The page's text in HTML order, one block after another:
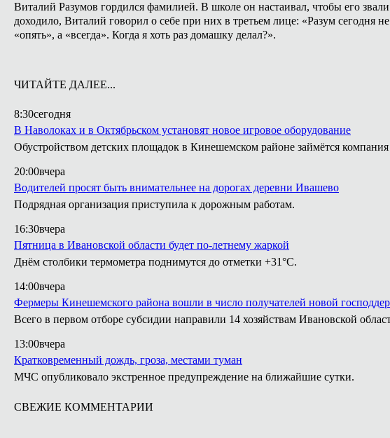
Виталий Разумов гордился фамилией. В школе он настаивал, чтобы его
доходило, Виталий говорил о себе при них в третьем лице: «Разум
«опять», а «всегда». Когда я хоть раз домашку делал?».
ЧИТАЙТЕ ДАЛЕЕ...
8:30сегодня
В Наволоках и в Октябрьском установят новое игровое оборудование
Обустройством детских площадок в Кинешемском районе займётся компания
20:00вчера
Водителей просят быть внимательнее на дорогах деревни Ивашево
Подрядная организация приступила к дорожным работам.
16:30вчера
Пятница в Ивановской области будет по-летнему жаркой
Днём столбики термометра поднимутся до отметки +31°С.
14:00вчера
Фермеры Кинешемского района вошли в число получателей новой
Всего в первом отборе субсидии направили 14 хозяйствам Ивановской
13:00вчера
Кратковременный дождь, гроза, местами туман
МЧС опубликовало экстренное предупреждение на ближайшие сутки.
СВЕЖИЕ КОММЕНТАРИИ